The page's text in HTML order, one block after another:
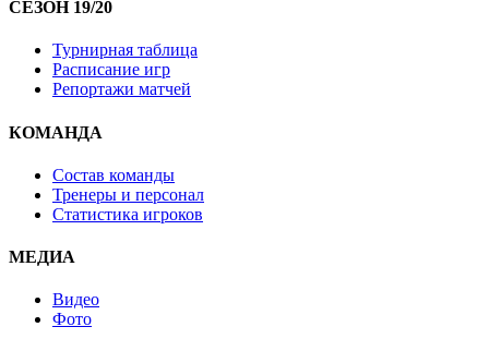
СЕЗОН 19/20
Турнирная таблица
Расписание игр
Репортажи матчей
КОМАНДА
Состав команды
Тренеры и персонал
Статистика игроков
МЕДИА
Видео
Фото